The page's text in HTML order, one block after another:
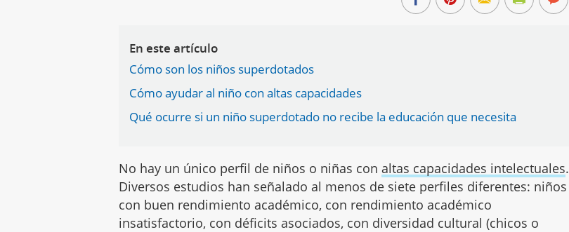
En este artículo
Cómo son los niños superdotados
Cómo ayudar al niño con altas capacidades
Qué ocurre si un niño superdotado no recibe la educación que necesita
No hay un único perfil de niños o niñas con altas capacidades intelectuales.
Diversos estudios han señalado al menos de siete perfiles diferentes: niños
con buen rendimiento académico, con rendimiento académico
insatisfactorio, con déficits asociados, con diversidad cultural (chicos o